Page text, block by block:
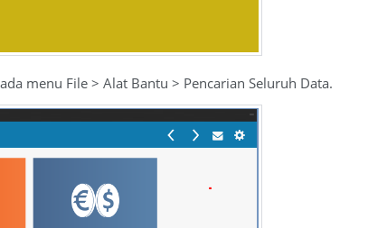
menu File > Alat Bantu > Pencarian Seluruh Data.